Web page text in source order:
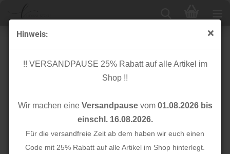
Hinweis:
!! VERSANDPAUSE 25% Rabatt auf alle Artikel im
Shop !!
Wir machen eine Versandpausevom 01.08.2026 bis
einschl. 16.08.2026.
Für die versandfreie Zeit ab dem haben wir euch einen
Code mit 25% Rabatt auf alle Artikel im Shop hinterlegt.
Papierschnittmuster - Chilly - Damen - Fadenkäfer